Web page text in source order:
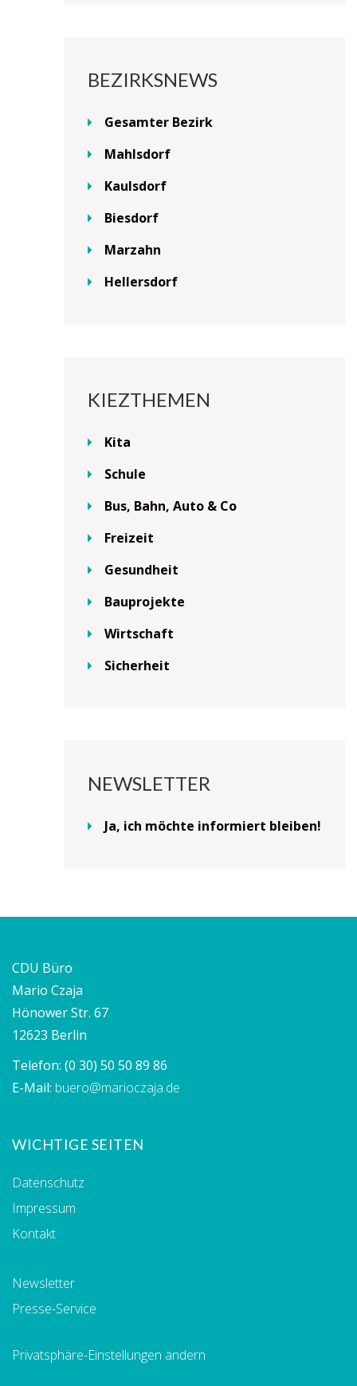
BEZIRKSNEWS
Gesamter Bezirk
Mahlsdorf
Kaulsdorf
Biesdorf
Marzahn
Hellersdorf
KIEZTHEMEN
Kita
Schule
Bus, Bahn, Auto & Co
Freizeit
Gesundheit
Bauprojekte
Wirtschaft
Sicherheit
NEWSLETTER
Ja, ich möchte informiert bleiben!
CDU Büro
Mario Czaja
Hönower Str. 67
12623 Berlin
Telefon: (0 30) 50 50 89 86
E-Mail: buero@marioczaja.de
WICHTIGE SEITEN
Datenschutz
Impressum
Kontakt
Newsletter
Presse-Service
Privatsphäre-Einstellungen ändern